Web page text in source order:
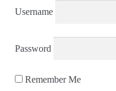
Username
Password
Remember Me